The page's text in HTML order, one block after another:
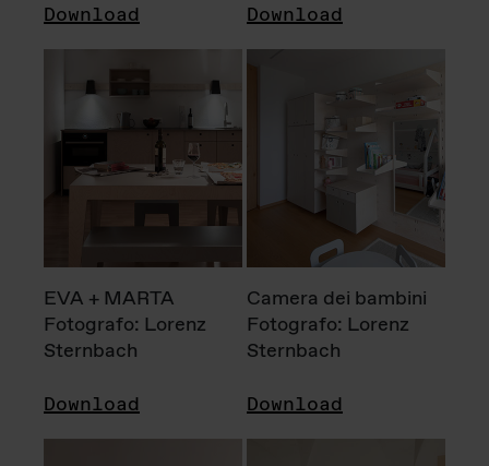
Download Download
EVA + MARTA
Fotografo: Lorenz
Sternbach
Download
Camera dei bambini
Fotografo: Lorenz
Sternbach
Download